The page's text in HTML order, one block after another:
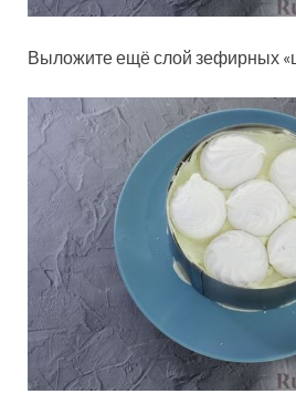
Выложите ещё слой зефирных